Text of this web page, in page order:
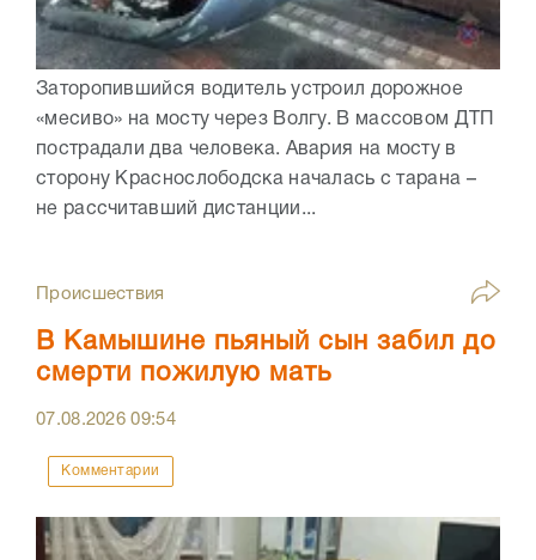
Заторопившийся водитель устроил дорожное
«месиво» на мосту через Волгу. В массовом ДТП
пострадали два человека. Авария на мосту в
сторону Краснослободска началась с тарана –
не рассчитавший дистанции...
Происшествия
В Камышине пьяный сын забил до
смерти пожилую мать
07.08.202609:54
Комментарии